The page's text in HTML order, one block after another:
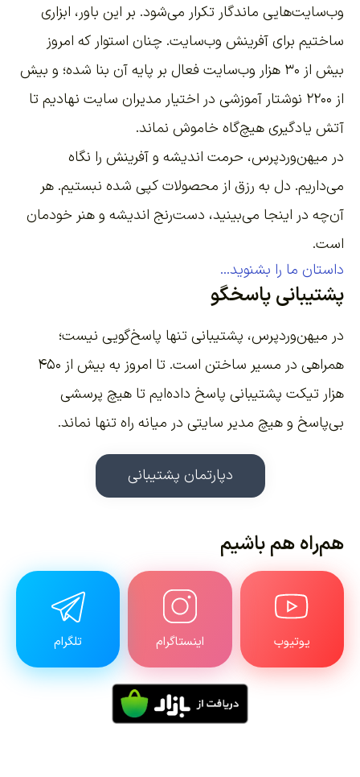
وب‌سایت‌هایی ماندگار تکرار می‌شود. بر این باور، ابزاری
ساختیم برای آفرینش وب‌سایت. چنان استوار که امروز
بیش از ۳۰ هزار وب‌سایت فعال بر پایه آن بنا شده؛ و بیش
از ۲۲۰۰
نوشتار آموزشی در اختیار مدیران سایت نهادیم تا
آتش یادگیری هیچ‌گاه خاموش نماند.
در میهن‌وردپرس، حرمت اندیشه و آفرینش را نگاه
می‌داریم. دل به رزق از محصولات کپی شده نبستیم. هر
آن‌چه در اینجا می‌بینید، دست‌رنج اندیشه و هنر خودمان
است.
داستان ما را بشنوید...
پشتیبانی پاسخگو
در میهن‌وردپرس، پشتیبانی تنها پاسخ‌گویی نیست؛
همراهی در مسیر ساختن است. تا امروز به بیش از ۴۵۰
هزار تیکت پشتیبانی پاسخ داده‌ایم تا هیچ پرسشی
بی‌پاسخ و هیچ مدیر سایتی در میانه راه تنها نماند.
دپارتمان پشتیبانی
هم‌راه هم باشیم
یوتیوب اینستاگرام تلگرام